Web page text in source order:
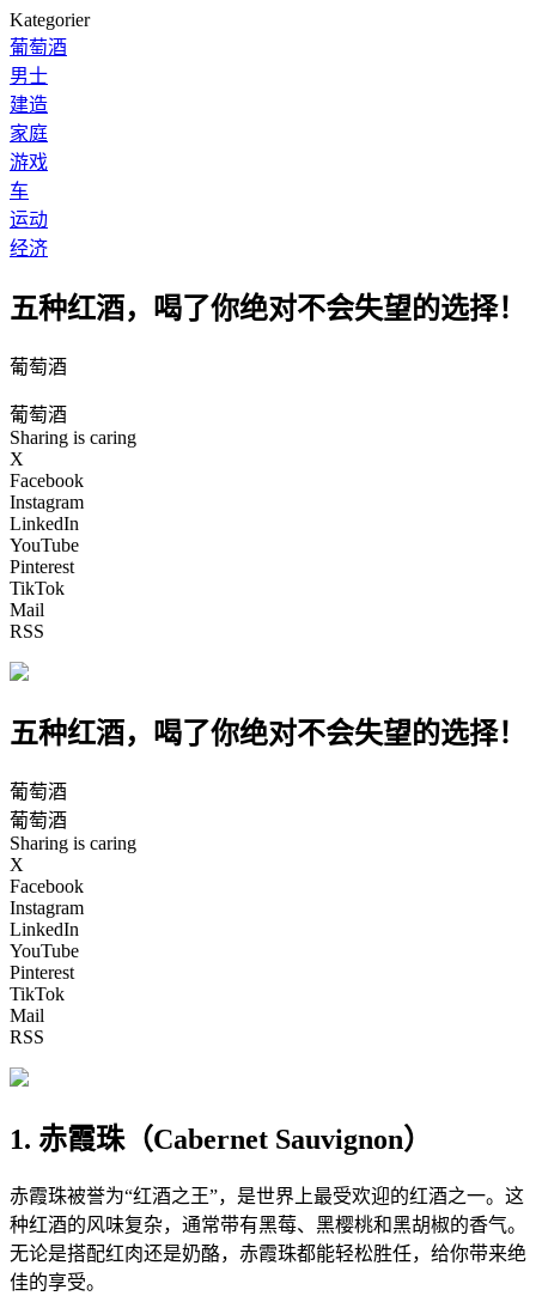
Kategorier
葡萄酒
男士
建造
家庭
游戏
车
运动
经济
五种红酒，喝了你绝对不会失望的选择！
葡萄酒
葡萄酒
Sharing is caring
X
Facebook
Instagram
LinkedIn
YouTube
Pinterest
TikTok
Mail
RSS
五种红酒，喝了你绝对不会失望的选择！
葡萄酒
葡萄酒
Sharing is caring
X
Facebook
Instagram
LinkedIn
YouTube
Pinterest
TikTok
Mail
RSS
1. 赤霞珠（Cabernet Sauvignon）
赤霞珠被誉为“红酒之王”，是世界上最受欢迎的红酒之一。这
种红酒的风味复杂，通常带有黑莓、黑樱桃和黑胡椒的香气。
无论是搭配红肉还是奶酪，赤霞珠都能轻松胜任，给你带来绝
佳的享受。